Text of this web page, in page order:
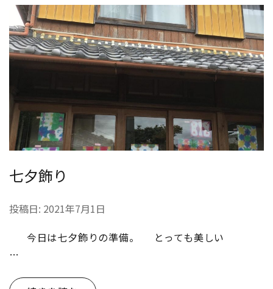
七夕飾り
投稿日: 2021年7月1日
今日は七夕飾りの準備。 とっても美しい
…